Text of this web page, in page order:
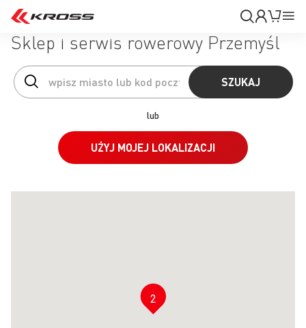
Mój
Moje
konto
Sklep i serwis rowerowy Przemyśl
SZUKAJ
lub
UŻYJ MOJEJ LOKALIZACJI
2